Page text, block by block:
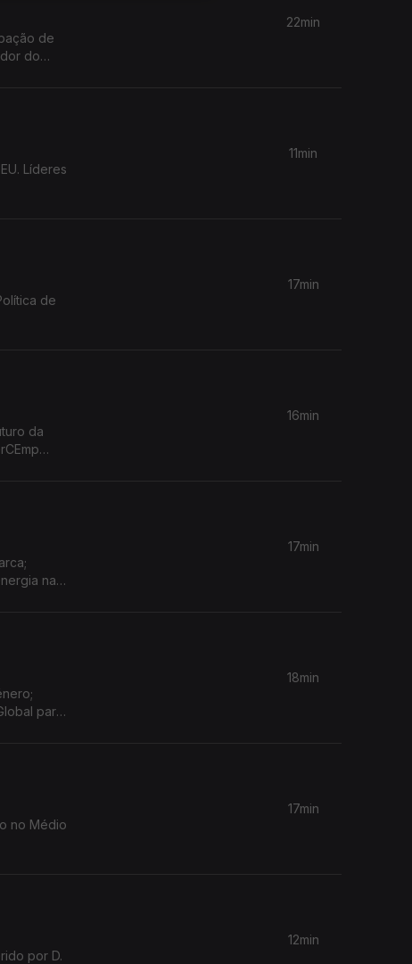
de
do
22min
Líderes
11min
de
17min
da
16min
na
17min
para
18min
no Médio
17min
por D.
12min